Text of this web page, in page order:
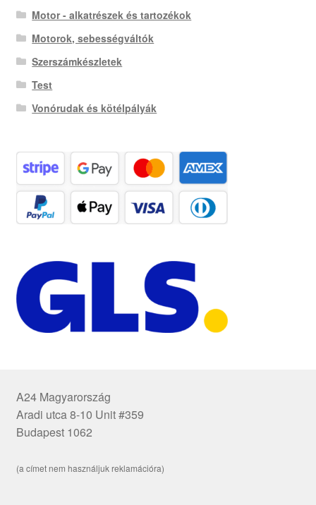
Motor - alkatrészek és tartozékok
Motorok, sebességváltók
Szerszámkészletek
Test
Vonórudak és kötélpályák
A24 Magyarország
Aradi utca 8-10 Unit #359
Budapest 1062
(a címet nem használjuk reklamációra)